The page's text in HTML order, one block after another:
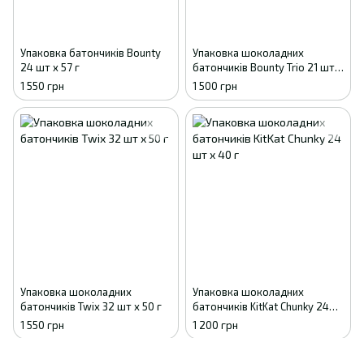
Упаковка батончиків Bounty
24 шт x 57 г
1 550 грн
Упаковка шоколадних
батончиків Bounty Trio 21 шт х
85 г
1 500 грн
Упаковка шоколадних
батончиків Twix 32 шт х 50 г
1 550 грн
Упаковка шоколадних
батончиків KitKat Chunky 24
шт х 40 г
1 200 грн